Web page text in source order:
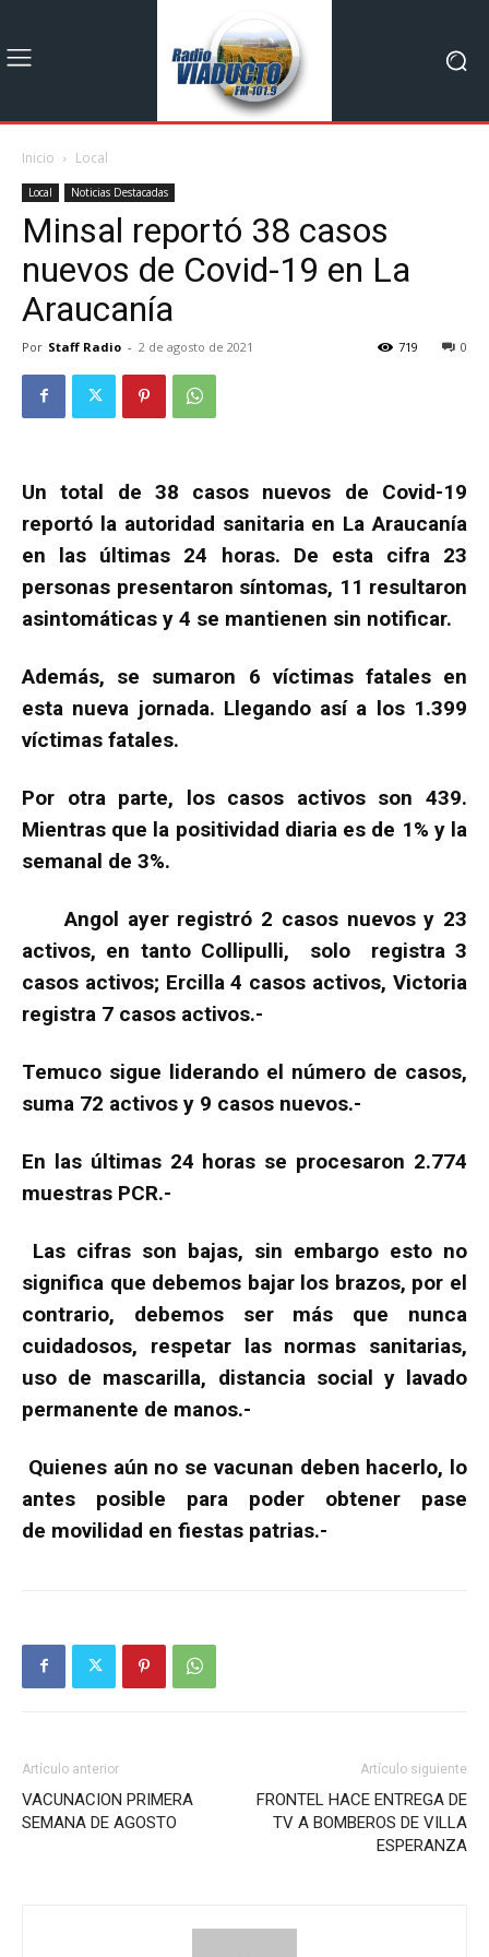
Inicio Local
Local Noticias Destacadas
Minsal reportó 38 casos
nuevos de Covid-19 en La
Araucanía
Por Staff Radio - 2 de agosto de 2021 0
719
Un total de 38 casos nuevos de Covid-19
reportó la autoridad sanitaria en La Araucanía
en las últimas 24 horas. De esta cifra 23
personas presentaron síntomas, 11 resultaron
asintomáticas y 4 se mantienen sin notificar.
Además, se sumaron 6 víctimas fatales en
esta nueva jornada. Llegando así a los 1.399
víctimas fatales.
Por otra parte, los casos activos son 439.
Mientras que la positividad diaria es de 1% y la
semanal de 3%.
Angol ayer registró 2 casos nuevos y 23
activos, en tanto Collipulli, solo registra 3
casos activos; Ercilla 4 casos activos, Victoria
registra 7 casos activos.-
Temuco sigue liderando el número de casos,
suma 72 activos y 9 casos nuevos.-
En las últimas 24 horas se procesaron 2.774
muestras PCR.-
Las cifras son bajas, sin embargo esto no
significa que debemos bajar los brazos, por el
contrario, debemos ser más que nunca
cuidadosos, respetar las normas sanitarias,
uso de mascarilla, distancia social y lavado
permanente de manos.-
Quienes aún no se vacunan deben hacerlo, lo
antes posible para poder obtener pase
de movilidad en fiestas patrias.-
Artículo anterior
VACUNACION PRIMERA
SEMANA DE AGOSTO
Artículo siguiente
FRONTEL HACE ENTREGA DE
TV A BOMBEROS DE VILLA
ESPERANZA